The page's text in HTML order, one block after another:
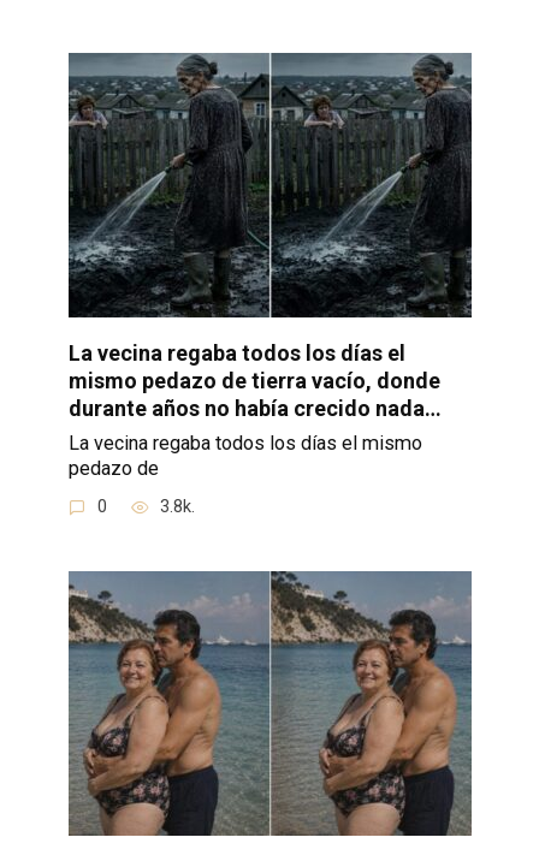
La vecina regaba todos los días el
mismo pedazo de tierra vacío, donde
durante años no había crecido nada…
La vecina regaba todos los días el mismo
pedazo de
0 3.8k.